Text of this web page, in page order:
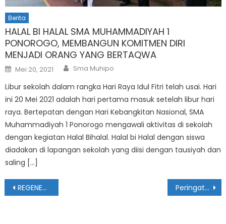
Berita
HALAL BI HALAL SMA MUHAMMADIYAH 1
PONOROGO, MEMBANGUN KOMITMEN DIRI
MENJADI ORANG YANG BERTAQWA
Posted
on
Mei 20, 2021 Author
Sma Muhipo
Libur sekolah dalam rangka Hari Raya Idul Fitri telah usai. Hari
ini 20 Mei 2021 adalah hari pertama masuk setelah libur hari
raya. Bertepatan dengan Hari Kebangkitan Nasional, SMA
Muhammadiyah 1 Ponorogo mengawali aktivitas di sekolah
dengan kegiatan Halal Bihalal. Halal bi Halal dengan siswa
diadakan di lapangan sekolah yang diisi dengan tausiyah dan
saling […]
Navigasi
REGENERASI PIMPINAN RANTING IKATAN PELAJAR MUHAMMADIYAH (IPM) SMA MUHAMMADIYAH 1 PONOROGO Peringatan Bulan Bahasa di SMA Muhammadiyah 1 Ponorogo